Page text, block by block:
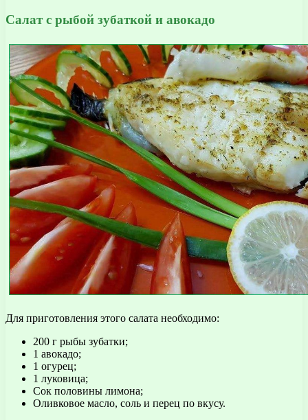
Салат с рыбой зубаткой и авокадо
Для приготовления этого салата необходимо:
200 г рыбы зубатки;
1 авокадо;
1 огурец;
1 луковица;
Сок половины лимона;
Оливковое масло, соль и перец по вкусу.